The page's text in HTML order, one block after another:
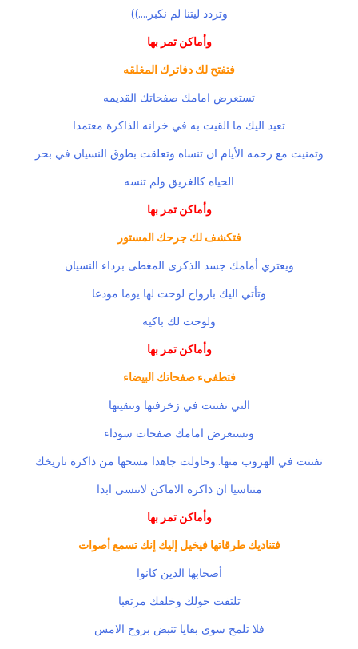
وتردد ليتنا لم نكبر....))
وأماكن تمر بها
فتفتح لك دفاترك المغلقه
تستعرض امامك صفحاتك القديمه
تعيد اليك ما القيت به في خزانه الذاكرة معتمدا
وتمنيت مع زحمه الأيام ان تنساه وتعلقت بطوق النسيان في بحر
الحياه كالغريق ولم تنسه
وأماكن تمر بها
فتكشف لك جرحك المستور
ويعتري أمامك جسد الذكرى المغطى برداء النسيان
وتأتي اليك بارواح لوحت لها يوما مودعا
ولوحت لك باكيه
وأماكن تمر بها
فتطفىء صفحاتك البيضاء
التي تفننت في زخرفتها وتنقيتها
وتستعرض امامك صفحات سوداء
تفننت في الهروب منها..وحاولت جاهدا مسحها من ذاكرة تاريخك
متناسيا ان ذاكرة الاماكن لاتنسى ابدا
وأماكن تمر بها
فتناديك طرقاتها فيخيل إليك إنك تسمع أصوات
أصحابها الذين كانوا
تلتفت حولك وخلفك مرتعبا
فلا تلمح سوى بقايا تنبض بروح الامس